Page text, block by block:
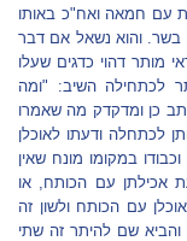
עם חמאה ואח"כ באותו
בשר. והוא נשאל אם דבר
מותר דהוי כדגים שעלו
לכתחילה השיב: "ומה
כן ומדקדק מה שאמרו
לכתחלה ודעתו לאוכלן
במקומו מונח שאין
אכילתן עם הכותח, או
עם הכותח ולשון זה
והביא שם להיתר זה שתי